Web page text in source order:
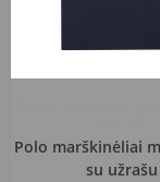
Polo marškinėliai
su užrašu